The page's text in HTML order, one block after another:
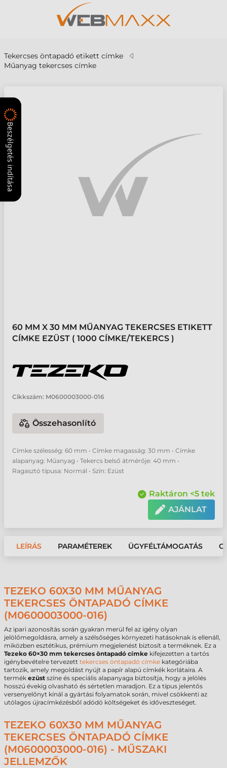
Tekercses öntapadó etikett címke
Műanyag tekercses címke
60 MM X 30 MM MŰANYAG TEKERCSES ETIKETT
CÍMKE EZÜST ( 1000 CÍMKE/TEKERCS )
Cikkszám: M0600003000-016
Összehasonlító
Címke szélesség: 60 mm • Címke magasság: 30 mm • Címke
alapanyag: Műanyag • Tekercs belső átmérője: 40 mm •
Ragasztó típusa: Normál • Szín: Ezüst
Raktáron <5 tek
AJÁNLAT
LEÍRÁS PARAMÉTEREK ÜGYFÉLTÁMOGATÁS
TEZEKO 60X30 MM MŰANYAG
TEKERCSES ÖNTAPADÓ CÍMKE
(M0600003000-016)
Az ipari azonosítás során gyakran merül fel az igény olyan
jelölőmegoldásra, amely a szélsőséges környezeti hatásoknak is ellenáll,
miközben esztétikus, prémium megjelenést biztosít a terméknek. Ez a
Tezeko 60×30 mm tekercses öntapadó címke kifejezetten a tartós
igénybevételre tervezett tekercses öntapadó címke kategóriába
tartozik, amely megoldást nyújt a papír alapú címkék korlátaira. A
termék ezüst színe és speciális alapanyaga biztosítja, hogy a jelölés
hosszú évekig olvasható és sértetlen maradjon. Ez a típus jelentős
versenyelőnyt kínál a gyártási folyamatok során, mivel csökkenti az
utólagos újracímkézésből adódó költségeket és időveszteséget.
TEZEKO 60X30 MM MŰANYAG
TEKERCSES ÖNTAPADÓ CÍMKE
(M0600003000-016) - MŰSZAKI
JELLEMZŐK
Beszélgetés indítása